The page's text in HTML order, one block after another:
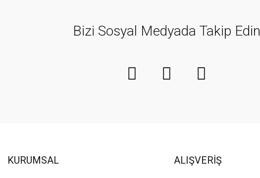
Bizi Sosyal Medyada Takip Edin
KURUMSAL ALIŞVERİŞ